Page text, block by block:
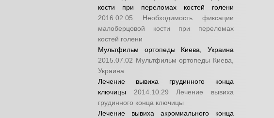
кости при переломах костей голени
2016.02.05
Необходимость фиксации
малоберцовой кости при переломах
костей голени
Мультфильм ортопеды Киева, Украина
2015.07.02 Мультфильм ортопеды Киева,
Украина
Лечение вывиха грудинного конца
ключицы
2014.10.29
Лечение вывиха
грудинного конца ключицы
Лечение вывиха акромиального конца